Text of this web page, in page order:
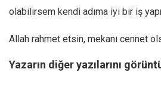
olabilirsem kendi adıma iyi bir iş
Allah rahmet etsin, mekanı cennet
Yazarın diğer yazılarını